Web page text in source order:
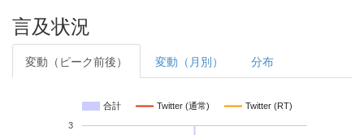
言及状況
変動（ピーク前後） 変動（月別） 分布
合計 Twitter (通常) Twitter (RT)
3